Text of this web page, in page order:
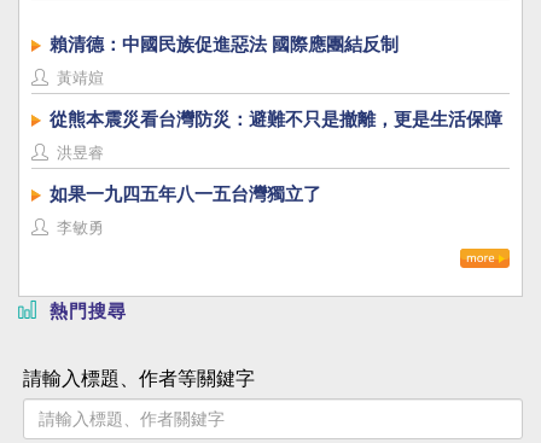
賴清德：中國民族促進惡法 國際應團結反制
黃靖媗
從熊本震災看台灣防災：避難不只是撤離，更是生活保障
洪昱睿
如果一九四五年八一五台灣獨立了
李敏勇
熱門搜尋
請輸入標題、作者等關鍵字